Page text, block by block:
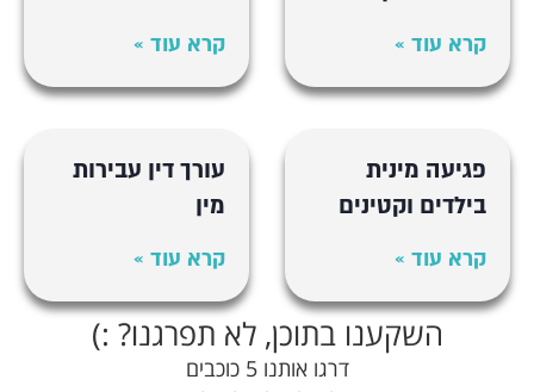
קרא עוד » קרא עוד »
פגיעה מינית
בילדים וקטינים
קרא עוד »
עורך דין עבירות
מין
קרא עוד »
השקענו בתוכן, לא תפרגנו? :)
דרגו אותנו 5 כוכבים